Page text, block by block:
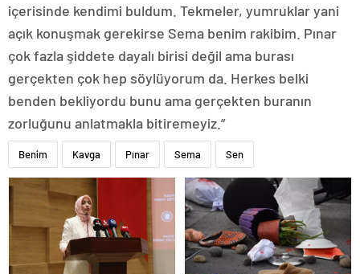
içerisinde kendimi buldum. Tekmeler, yumruklar yani
açık konuşmak gerekirse Sema benim rakibim. Pınar
çok fazla şiddete dayalı birisi değil ama burası
gerçekten çok hep söylüyorum da. Herkes belki
benden bekliyordu bunu ama gerçekten buranın
zorluğunu anlatmakla bitiremeyiz.”
Benim Kavga Pınar Sema Sen